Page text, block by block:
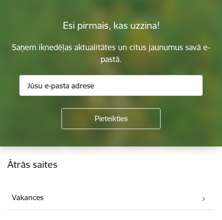
Esi pirmais, kas uzzina!
Saņem iknedēļas aktualitātes un citus jaunumus savā e-
pastā.
Kājene
Ātrās saites
Vakances